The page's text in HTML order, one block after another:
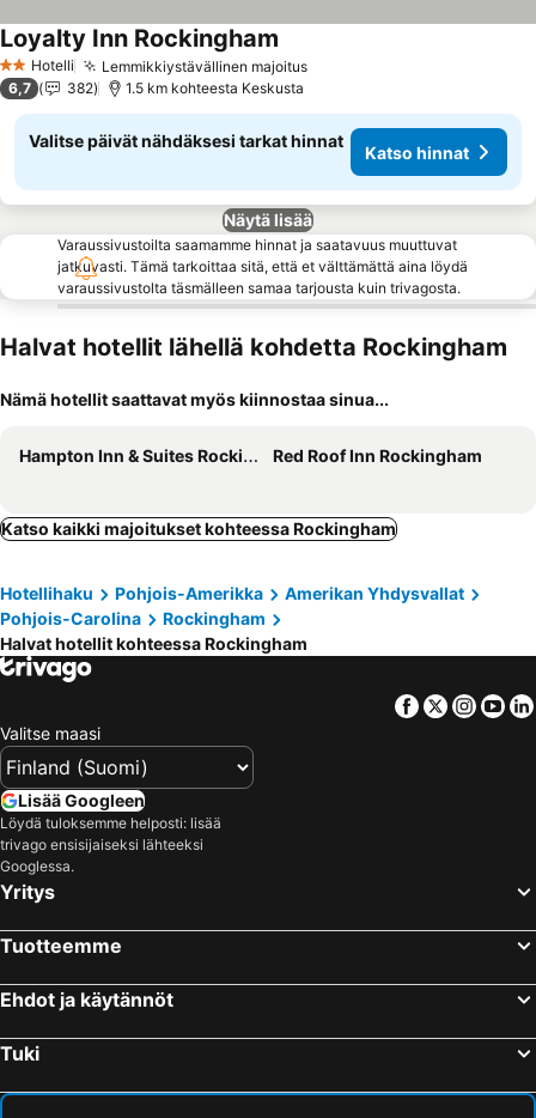
2 Tähtiluokitus
Hotelli Lemmikkiystävällinen majoitusKatso hinnat
Loyalty Inn Rockingham
6,7 382 1.5 km kohteesta Keskusta
Valitse päivät nähdäksesi tarkat hinnat
Katso hinnat
Näytä lisää
Varaussivustoilta saamamme hinnat ja saatavuus muuttuvat
jatkuvasti. Tämä tarkoittaa sitä, että et välttämättä aina löydä
varaussivustolta täsmälleen samaa tarjousta kuin trivagosta.
Halvat hotellit lähellä kohdetta Rockingham
Nämä hotellit saattavat myös kiinnostaa sinua...
Hampton Inn & Suites Rockingham Red Roof Inn Rockingham
Katso kaikki majoitukset kohteessa Rockingham
Hotellihaku Pohjois-Amerikka
Amerikan Yhdysvallat
Pohjois-Carolina
Rockingham
Halvat hotellit kohteessa Rockingham
Facebook
Twitter
Valitse maasi
Lisää Googleen
Löydä tuloksemme helposti: lisää
trivago ensisijaiseksi lähteeksi
Googlessa.
Yritys
Tuotteemme
Ehdot ja käytännöt
Tuki